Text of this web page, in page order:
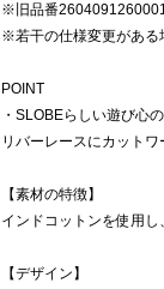
※旧品番
※若干の仕様変更がある
POINT
・SLOBEらしい遊び心
リバーレースにカットワ
【素材の特徴】
インドコットンを使用し
【デザイン】